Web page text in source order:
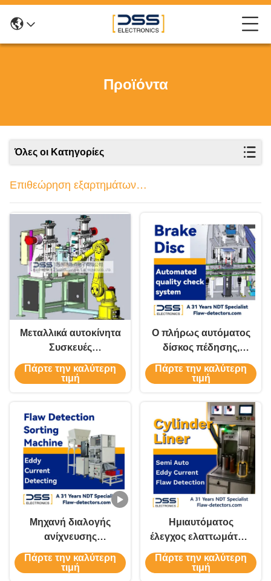
Προϊόντα
Όλες οι Κατηγορίες
Επιθεώρηση εξαρτημάτων
αυτοκινήτων
Μεταλλικά αυτοκίνητα
Συσκευές
Εγκλειστικής
Μειονότητας
Ανιχνευτής ρεύματος
Eddy FET-55H
Πάρτε την καλύτερη
τιμή
Ο πλήρως αυτόματος
δίσκος πέδησης,
ανιχνευτής
ελαττωμάτων,
ρεύμα, SWT-607
Πάρτε την καλύτερη
τιμή
Μηχανή διαλογής
ανίχνευσης
ελαττωμάτων με
οθόνη LCD SWT-636
Πάρτε την καλύτερη
τιμή
Ημιαυτόματος
έλεγχος ελαττωμάτων
κυλινδροχιτωνίου με
τη μέθοδο των
Πάρτε την καλύτερη
τιμή